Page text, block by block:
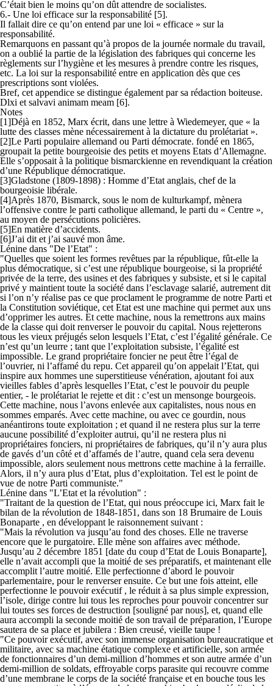
C’était bien le moins qu’on dût attendre de socialistes.
6.- Une loi efficace sur la responsabilité [5].
Il fallait dire ce qu’on entend par une loi « efficace » sur la
responsabilité.
Remarquons en passant qu’à propos de la journée normale du travail,
on a oublié la partie de la législation des fabriques qui concerne les
règlements sur l’hygiène et les mesures à prendre contre les risques,
etc. La loi sur la responsabilité entre en application dès que ces
prescriptions sont violées.
Bref, cet appendice se distingue également par sa rédaction boiteuse.
Dlxi et salvavi animam meam [6].
Notes
[1]Déjà en 1852, Marx écrit, dans une lettre à Wiedemeyer, que « la
lutte des classes mène nécessairement à la dictature du prolétariat ».
[2]Le Parti populaire allemand ou Parti démocrate. fondé en 1865,
groupait la petite bourgeoisie des petits et moyens Etats d’Allemagne.
Elle s’opposait à la politique bismarckienne en revendiquant la création
d’une République démocratique.
[3]Gladstone (1809-1898) : Homme d’Etat anglais, chef de la
bourgeoisie libérale.
[4]Après 1870, Bismarck, sous le nom de kulturkampf, mènera
l’offensive contre le parti catholique allemand, le parti du « Centre »,
au moyen de persécutions policières.
[5]En matière d’accidents.
[6]J’ai dit et j’ai sauvé mon âme.
Lénine dans "De l’Etat" :
"Quelles que soient les formes revêtues par la république, fût-elle la
plus démocratique, si c’est une république bourgeoise, si la propriété
privée de la terre, des usines et des fabriques y subsiste, et si le capital
privé y maintient toute la société dans l’esclavage salarié, autrement dit
si l’on n’y réalise pas ce que proclament le programme de notre Parti et
la Constitution soviétique, cet Etat est une machine qui permet aux uns
d’opprimer les autres. Et cette machine, nous la remettrons aux mains
de la classe qui doit renverser le pouvoir du capital. Nous rejetterons
tous les vieux préjugés selon lesquels l’Etat, c’est l’égalité générale. Ce
n’est qu’un leurre ; tant que l’exploitation subsiste, l’égalité est
impossible. Le grand propriétaire foncier ne peut être l’égal de
l’ouvrier, ni l’affamé du repu. Cet appareil qu’on appelait l’Etat, qui
inspire aux hommes une superstitieuse vénération, ajoutant foi aux
vieilles fables d’après lesquelles l’Etat, c’est le pouvoir du peuple
entier, - le prolétariat le rejette et dit : c’est un mensonge bourgeois.
Cette machine, nous l’avons enlevée aux capitalistes, nous nous en
sommes emparés. Avec cette machine, ou avec ce gourdin, nous
anéantirons toute exploitation ; et quand il ne restera plus sur la terre
aucune possibilité d’exploiter autrui, qu’il ne restera plus ni
propriétaires fonciers, ni propriétaires de fabriques, qu’il n’y aura plus
de gavés d’un côté et d’affamés de l’autre, quand cela sera devenu
impossible, alors seulement nous mettrons cette machine à la ferraille.
Alors, il n’y aura plus d’Etat, plus d’exploitation. Tel est le point de
vue de notre Parti communiste."
Lénine dans "L’Etat et la révolution" :
"Traitant de la question de l’Etat, qui nous préoccupe ici, Marx fait le
bilan de la révolution de 1848-1851, dans son 18 Brumaire de Louis
Bonaparte , en développant le raisonnement suivant :
"Mais la révolution va jusqu’au fond des choses. Elle ne traverse
encore que le purgatoire. Elle mène son affaires avec méthode.
Jusqu’au 2 décembre 1851 [date du coup d’Etat de Louis Bonaparte],
elle n’avait accompli que la moitié de ses préparatifs, et maintenant elle
accomplit l’autre moitié. Elle perfectionne d’abord le pouvoir
parlementaire, pour le renverser ensuite. Ce but une fois atteint, elle
perfectionne le pouvoir exécutif , le réduit à sa plus simple expression,
l’isole, dirige contre lui tous les reproches pour pouvoir concentrer sur
lui toutes ses forces de destruction [souligné par nous], et, quand elle
aura accompli la seconde moitié de son travail de préparation, l’Europe
sautera de sa place et jubilera : Bien creusé, vieille taupe !
"Ce pouvoir exécutif, avec son immense organisation bureaucratique et
militaire, avec sa machine étatique complexe et artificielle, son armée
de fonctionnaires d’un demi-million d’hommes et son autre armée d’un
demi-million de soldats, effroyable corps parasite qui recouvre comme
d’une membrane le corps de la société française et en bouche tous les